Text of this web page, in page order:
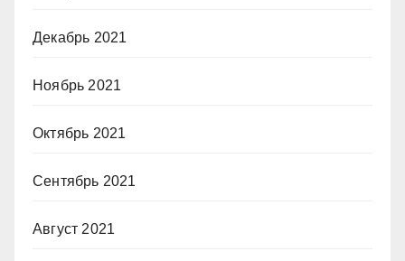
Декабрь 2021
Ноябрь 2021
Октябрь 2021
Сентябрь 2021
Август 2021